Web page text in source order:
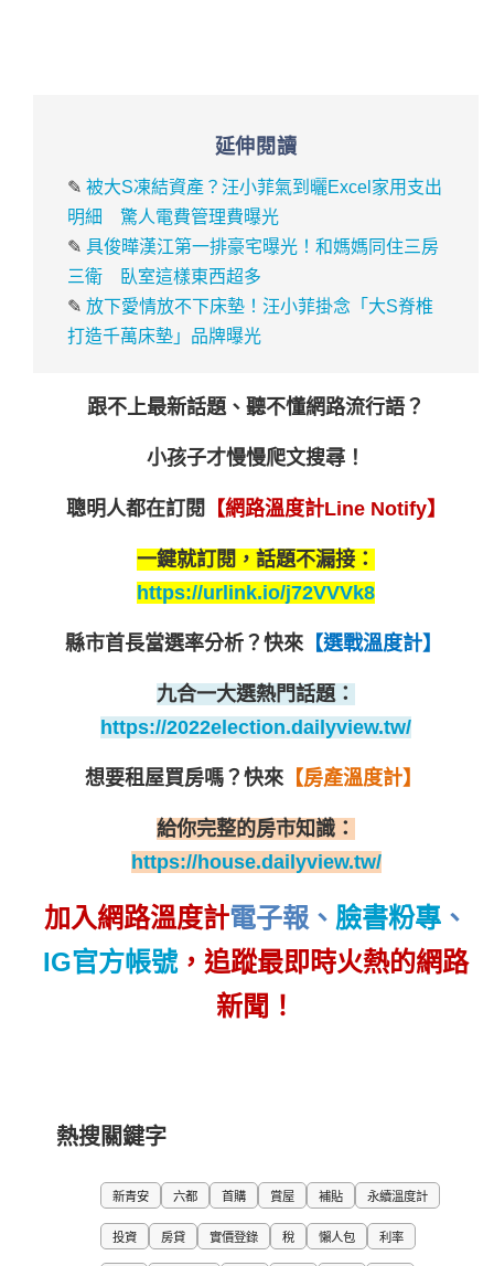
延伸閱讀
✎被大S凍結資產？汪小菲氣到曬Excel家用支出
明細 驚人電費管理費曝光
✎具俊曄漢江第一排豪宅曝光！和媽媽同住三房
三衛 臥室這樣東西超多
✎放下愛情放不下床墊！汪小菲掛念「大S脊椎
打造千萬床墊」品牌曝光
跟不上最新話題、聽不懂網路流行語？
小孩子才慢慢爬文搜尋！
聰明人都在訂閱 【網路溫度計Line Notify】
一鍵就訂閱，話題不漏接：
https://urlink.io/j72VVVk8
縣市首長當選率分析？ 快來【選戰溫度計】
九合一大選熱門話題：
https://2022election.dailyview.tw/
想要租屋買房嗎？ 快來【房產溫度計】
給你完整的房市知識：
https://house.dailyview.tw/
加入網路溫度計電子報 、 臉書粉專 、
IG官方帳號，追蹤最即時火熱的網路
新聞！
熱搜關鍵字
新青安 六都 首購 賞屋 補貼 永續溫度計
投資 房貸 實價登錄 稅 懶人包 利率